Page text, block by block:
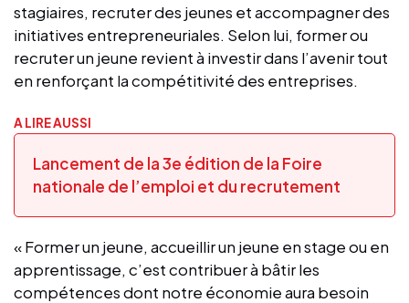
stagiaires, recruter des jeunes et accompagner des
initiatives entrepreneuriales. Selon lui, former ou
recruter un jeune revient à investir dans l’avenir tout
en renforçant la compétitivité des entreprises.
A LIRE AUSSI
Lancement de la 3e édition de la Foire
nationale de l’emploi et du recrutement
« Former un jeune, accueillir un jeune en stage ou en
apprentissage, c’est contribuer à bâtir les
compétences dont notre économie aura besoin